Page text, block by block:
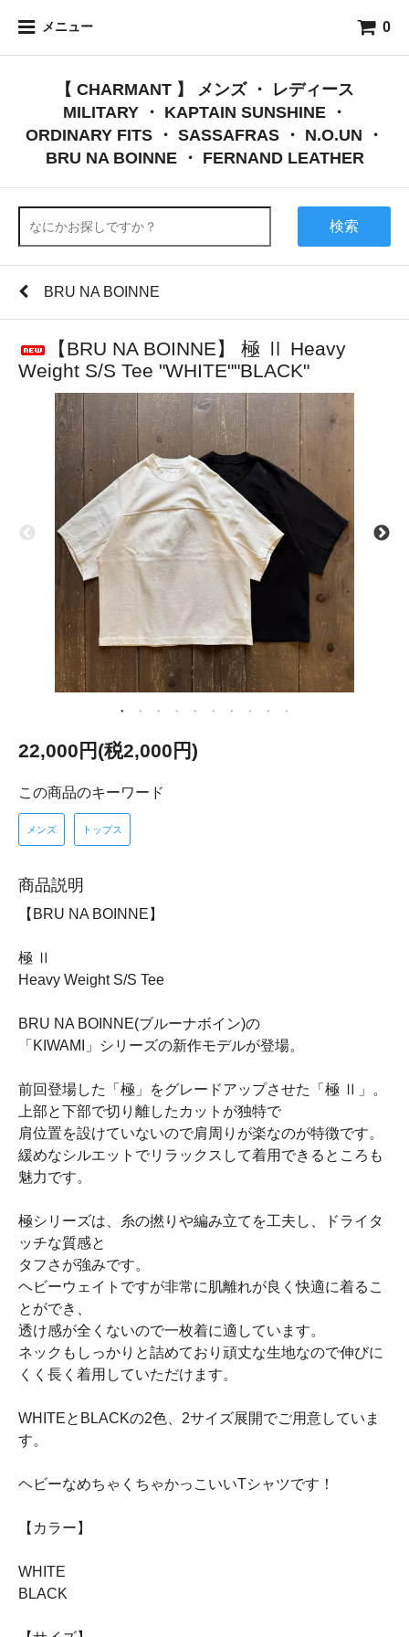
メニュー 0
【 CHARMANT 】 メンズ ・ レディース
MILITARY ・ KAPTAIN SUNSHINE ・
ORDINARY FITS ・ SASSAFRAS ・ N.O.UN ・
BRU NA BOINNE ・ FERNAND LEATHER
検索
BRU NA BOINNE
【BRU NA BOINNE】 極 Ⅱ Heavy
Weight S/S Tee "WHITE""BLACK"
22,000円(税2,000円)
この商品のキーワード
メンズ トップス
商品説明
【BRU NA BOINNE】
極 Ⅱ
Heavy Weight S/S Tee
BRU NA BOINNE(ブルーナボイン)の
「KIWAMI」シリーズの新作モデルが登場。
前回登場した「極」をグレードアップさせた「極 Ⅱ」。
上部と下部で切り離したカットが独特で
肩位置を設けていないので肩周りが楽なのが特徴です。
緩めなシルエットでリラックスして着用できるところも
魅力です。
極シリーズは、糸の撚りや編み立てを工夫し、ドライタ
ッチな質感と
タフさが強みです。
ヘビーウェイトですが非常に肌離れが良く快適に着るこ
とができ、
透け感が全くないので一枚着に適しています。
ネックもしっかりと詰めており頑丈な生地なので伸びに
くく長く着用していただけます。
WHITEとBLACKの2色、2サイズ展開でご用意していま
す。
ヘビーなめちゃくちゃかっこいいTシャツです！
【カラー】
WHITE
BLACK